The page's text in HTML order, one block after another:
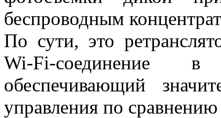
беспроводным
По сути, это
Wi-Fi-
обеспечивающий
управления по